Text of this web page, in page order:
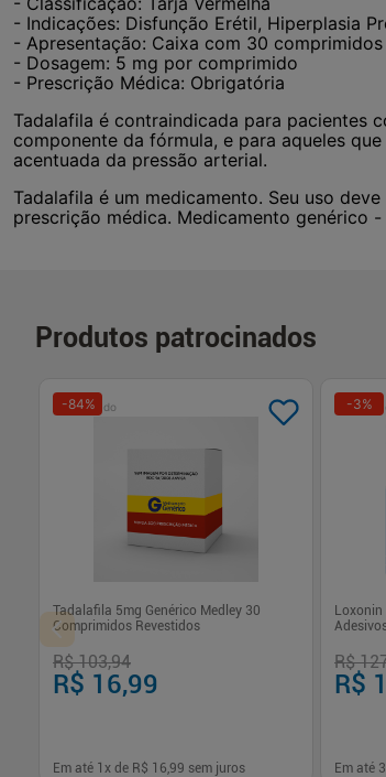
- Indicações: Disfunção Erétil, Hiperplasia
- Apresentação: Caixa com 30
- Dosagem: 5 mg por comprimido
- Prescrição Médica: Obrigatória
Tadalafila é contraindicada para pacientes
componente da fórmula, e para aqueles
acentuada da pressão arterial.
Tadalafila é um medicamento. Seu uso
prescrição médica. Medicamento genérico
Produtos patrocinados
Patrocinado
-84%
Tadalafila 5mg Genérico Medley 30
Comprimidos Revestidos
R$ 103,94
R$ 16,99
Em até 1 x de R$ 16,99 sem juros
-3%
Loxonin
R$
R$
Em até 3